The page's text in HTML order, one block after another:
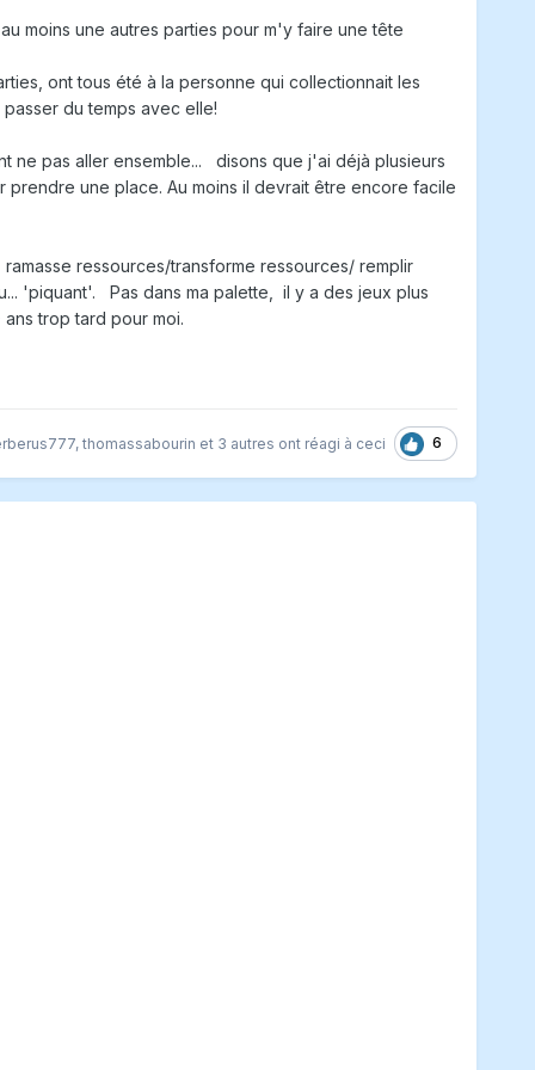
moins une autres parties pour m'y faire une tête
ont tous été à la personne qui collectionnait les
du temps avec elle!
ne pas aller ensemble... disons que j'ai déjà plusieurs
une place. Au moins il devrait être encore facile
ressources/transforme ressources/ remplir
'piquant'. Pas dans ma palette, il y a des jeux plus
trop tard pour moi.
,thomassabourin et 3 autres ont réagi à ceci 6